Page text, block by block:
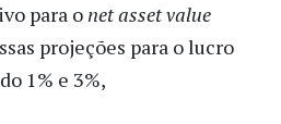
para onetasset value
projeções para o lucro
1% e 3%,